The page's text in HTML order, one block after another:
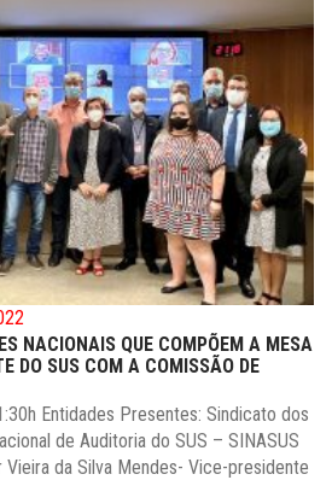
NACIONAIS QUE COMPÕEM A MESA
DO SUS COM A COMISSÃO DE
Entidades Presentes: Sindicato dos
de Auditoria do SUS – SINASUS
Vieira da Silva Mendes- Vice-presidente